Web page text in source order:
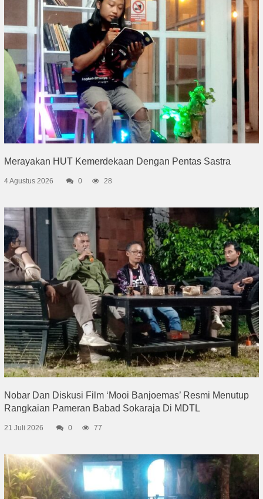
Merayakan HUT Kemerdekaan Dengan Pentas Sastra
4 Agustus 2026 0 28
Nobar Dan Diskusi Film ‘Mooi Banjoemas’ Resmi Menutup
Rangkaian Pameran Babad Sokaraja Di MDTL
21 Juli 2026 0 77